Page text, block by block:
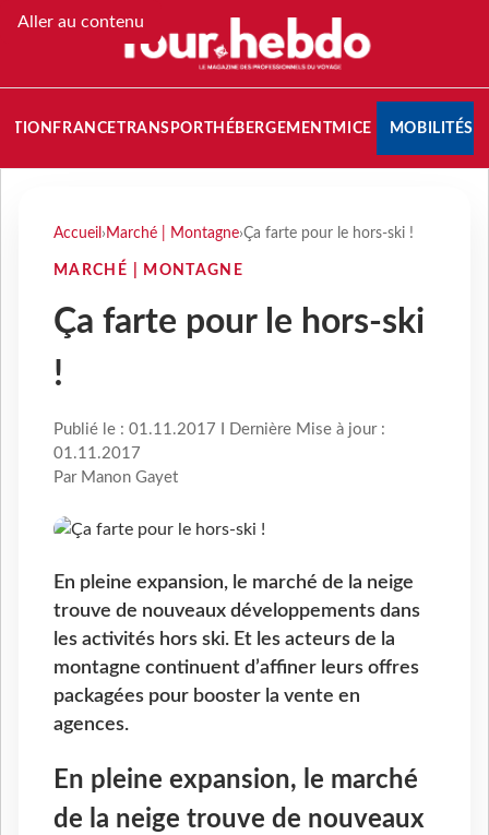
Aller au contenu
FRANCETRANSPORT HÉBERGEMENTMICE MOBILITÉS
Accueil › Marché | Montagne›Ça farte pour le hors-ski !
MARCHÉ | MONTAGNE
Ça farte pour le hors-ski
!
Publié le : 01.11.2017 I Dernière Mise à jour :
01.11.2017
Par Manon Gayet
En pleine expansion, le marché de la neige
trouve de nouveaux développements dans
les activités hors ski. Et les acteurs de la
montagne continuent d’affiner leurs offres
packagées pour booster la vente en
agences.
En pleine expansion, le marché
de la neige trouve de nouveaux